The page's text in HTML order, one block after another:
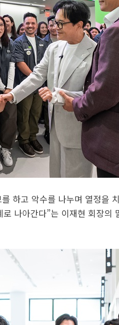
하고 악수를 나누며 열정을
나아간다”는 이재현 회장의